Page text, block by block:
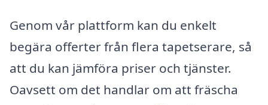
Genom vår plattform kan du enkelt
begära offerter från flera tapetserare, så
att du kan jämföra priser och tjänster.
Oavsett om det handlar om att fräscha